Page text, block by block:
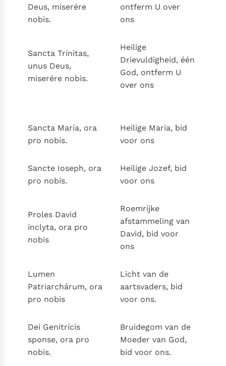
Deus, miserére
nobis.
ontferm U over
ons
Sancta Trínitas,
unus Deus,
miserére nobis.
Heilige
Drievuldigheid, één
God, ontferm U
over ons
Sancta María, ora
pro nobis.
Heilige Maria, bid
voor ons
Sancte Ioseph, ora
pro nobis.
Heilige Jozef, bid
voor ons
Proles David
ínclyta, ora pro
nobis
Roemrijke
afstammeling van
David, bid voor
ons
Lumen
Patriarchárum, ora
pro nobis
Licht van de
aartsvaders, bid
voor ons.
Dei Genitrícis
sponse, ora pro
nobis.
Bruidegom van de
Moeder van God,
bid voor ons.